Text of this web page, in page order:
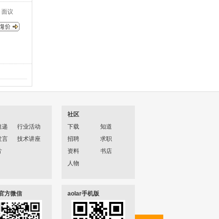
面议
递
行业活动
言
技术讲座
社区
下载
知道
招聘
求职
资料
书店
人物
方微信 aolar手机版